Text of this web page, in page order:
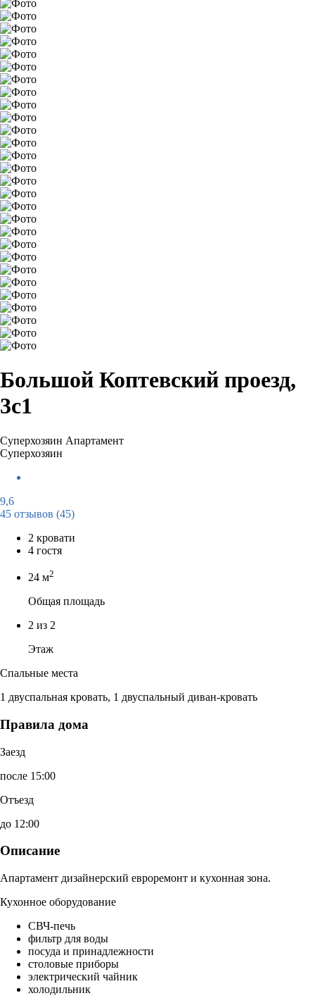
Большой Коптевский проезд,
3с1
Суперхозяин Апартамент
Суперхозяин
9,6
45 отзывов (45)
2 кровати
4 гостя
24 м2
Общая площадь
2 из 2
Этаж
Спальные места
1 двуспальная кровать, 1 двуспальный диван-кровать
Правила дома
Заезд
после 15:00
Отъезд
до 12:00
Описание
Апартамент дизайнерский евроремонт и кухонная зона.
Кухонное оборудование
СВЧ-печь
фильтр для воды
посуда и принадлежности
столовые приборы
электрический чайник
холодильник